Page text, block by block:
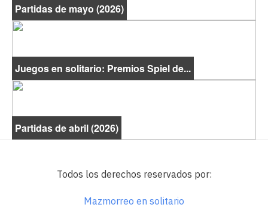
Partidas de mayo (2026)
Juegos en solitario: Premios Spiel de...
Partidas de abril (2026)
Todos los derechos reservados por:
Mazmorreo en solitario